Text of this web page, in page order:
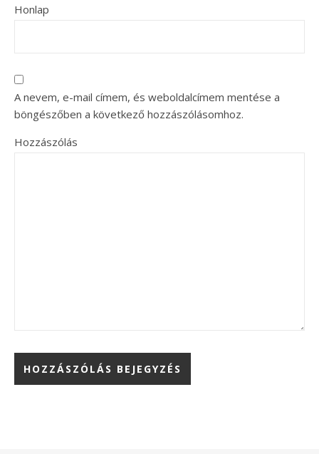
Honlap
A nevem, e-mail címem, és weboldalcímem mentése a
böngészőben a következő hozzászólásomhoz.
Hozzászólás